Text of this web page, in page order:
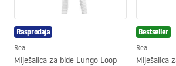
Rasprodaja
Rea
Miješalica za bide Lungo Loop
Bestseller
Rea
Miješalica